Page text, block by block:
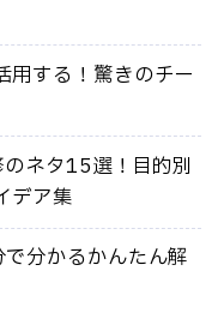
用する！驚きのチー
ネタ15選！目的別
デア集
で分かるかんたん解